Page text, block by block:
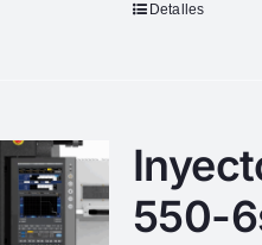
Detalles
550-